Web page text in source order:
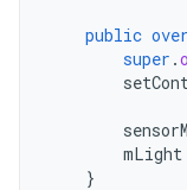
public
super .
mLight
}